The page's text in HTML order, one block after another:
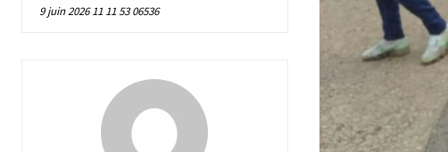
9 juin 2026 11 11 53 06536